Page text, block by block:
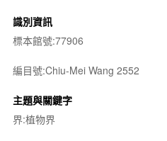
識別資訊
標本館號:77906
編目號:Chiu-Mei Wang 2552
主題與關鍵字
界:植物界